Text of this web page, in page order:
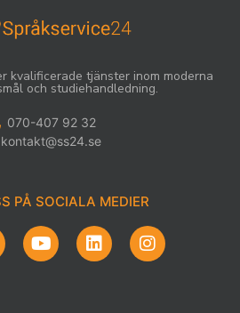
kvalificerade tjänster inom moderna
och studiehandledning.
070-407 92 32
kontakt@ss24.se
PÅ SOCIALA MEDIER